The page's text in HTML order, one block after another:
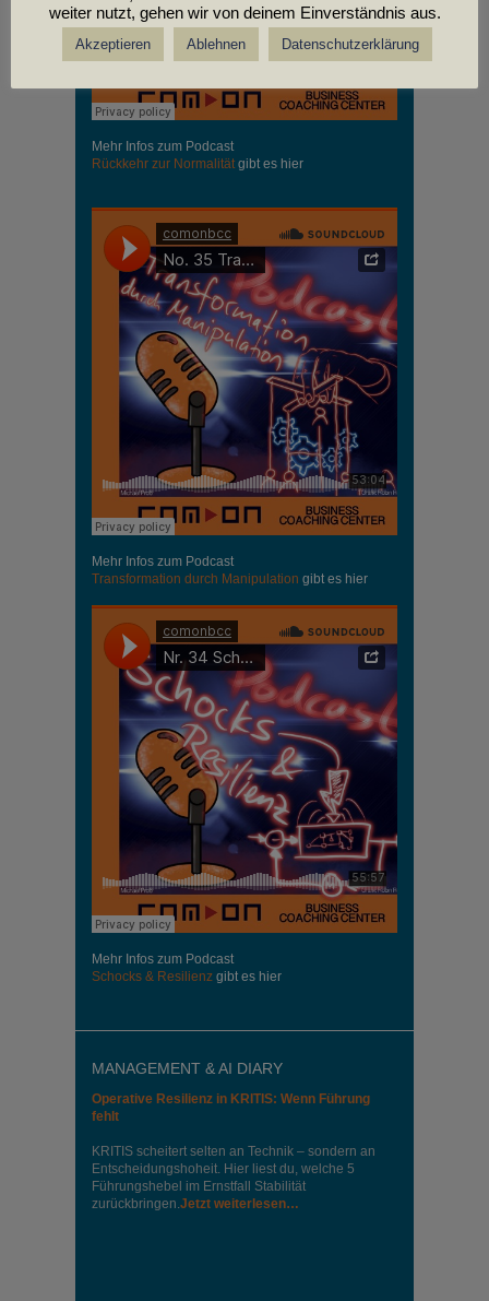
Mehr Infos zum Podcast
Rückkehr zur Normalitätgibt es hier
Mehr Infos zum Podcast
Transformation durch Manipulation gibt es hier
Mehr Infos zum Podcast
Schocks & Resilienz gibt es hier
MANAGEMENT & AI DIARY
Operative Resilienz in KRITIS: Wenn Führung
fehlt
KRITIS scheitert selten an Technik – sondern an
Entscheidungshoheit. Hier liest du, welche 5
Führungshebel im Ernstfall Stabilität
zurückbringen.Jetzt weiterlesen…
weiter nutzt, gehen wir von deinem Einverständnis aus.
Akzeptieren Ablehnen Datenschutzerklärung